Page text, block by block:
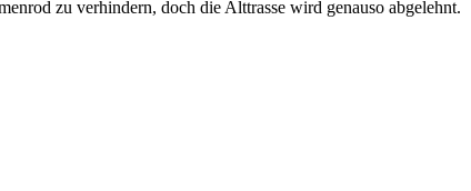
zu verhindern, doch die Alttrasse wird genauso abgelehnt.